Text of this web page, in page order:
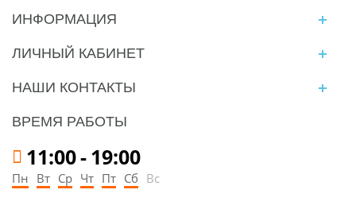
ИНФОРМАЦИЯ
ЛИЧНЫЙ КАБИНЕТ
НАШИ КОНТАКТЫ
ВРЕМЯ РАБОТЫ
11:00-19:00
Пн Вт Ср Чт Пт Сб Вс